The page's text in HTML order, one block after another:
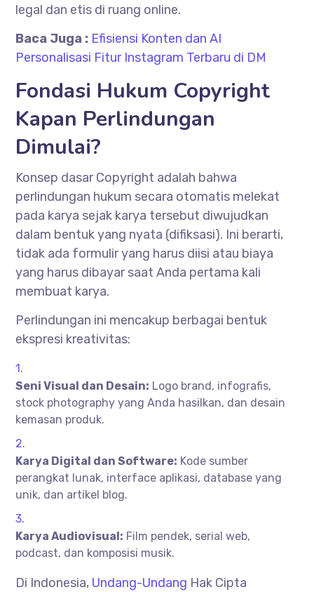
legal dan etis di ruang online.
Baca Juga : Efisiensi Konten dan AI
Personalisasi Fitur Instagram Terbaru di DM
Fondasi Hukum Copyright
Kapan Perlindungan
Dimulai?
Konsep dasar Copyright adalah bahwa
perlindungan hukum secara otomatis melekat
pada karya sejak karya tersebut diwujudkan
dalam bentuk yang nyata (difiksasi). Ini berarti,
tidak ada formulir yang harus diisi atau biaya
yang harus dibayar saat Anda pertama kali
membuat karya.
Perlindungan ini mencakup berbagai bentuk
ekspresi kreativitas:
Seni Visual dan Desain: Logo brand, infografis,
stock photography yang Anda hasilkan, dan desain
kemasan produk.
Karya Digital dan Software: Kode sumber
perangkat lunak, interface aplikasi, database yang
unik, dan artikel blog.
Karya Audiovisual: Film pendek, serial web,
podcast, dan komposisi musik.
Di Indonesia, Undang-Undang Hak Cipta